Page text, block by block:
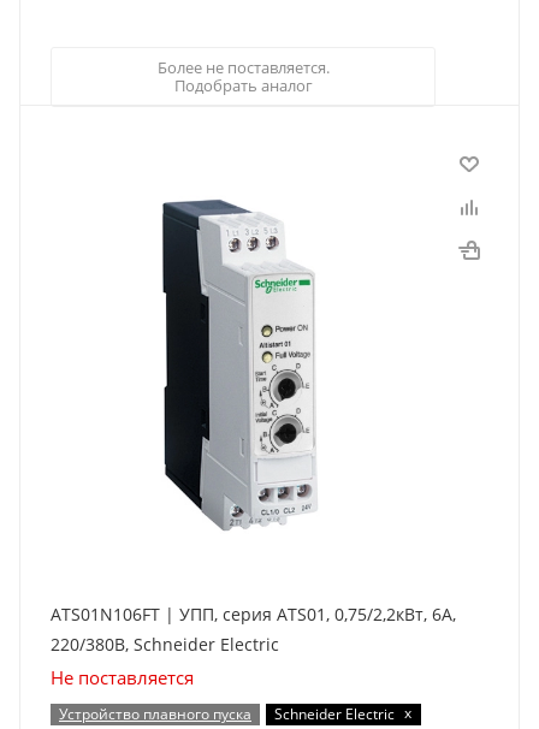
Более не поставляется.
Подобрать аналог
ATS01N106FT | УПП, серия ATS01, 0,75/2,2кВт, 6А,
220/380В, Schneider Electric
Не поставляется
Устройство плавного пуска Schneider Electric x